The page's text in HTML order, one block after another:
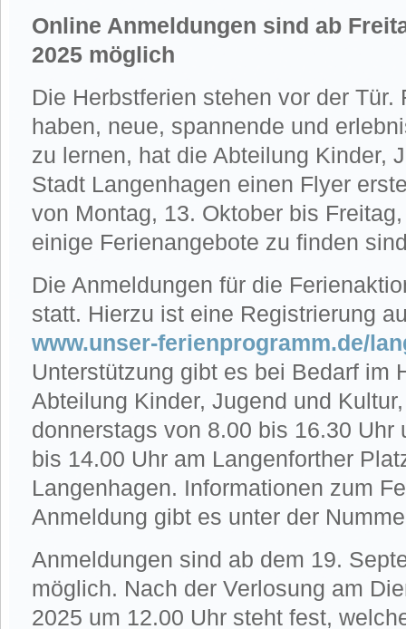
Online Anmeldungen sind ab
2025 möglich
Die Herbstferien stehen vor der Tür.
haben, neue, spannende und
zu lernen, hat die Abteilung Kinder,
Stadt Langenhagen einen Flyer
von Montag, 13. Oktober bis
einige Ferienangebote zu finden
Die Anmeldungen für die
statt. Hierzu ist eine Registrierung
www.unser-ferienprogramm.de/
Unterstützung gibt es bei Bedarf im
Abteilung Kinder, Jugend und
donnerstags von 8.00 bis 16.30 Uhr
bis 14.00 Uhr am Langenforther
Langenhagen. Informationen zum
Anmeldung gibt es unter der
Anmeldungen sind ab dem 19.
möglich. Nach der Verlosung am
2025 um 12.00 Uhr steht fest,